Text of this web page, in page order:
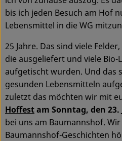
bis ich jeden Besuch am Hof
Lebensmittel in die WG
25 Jahre. Das sind viele
die ausgeliefert und viele Bio-
aufgetischt wurden. Und das
gesunden Lebensmitteln
zuletzt das möchten wir mit
Hoffestam Sonntag, den 23.
bei uns am Baumannshof.
Baumannshof-Geschichten